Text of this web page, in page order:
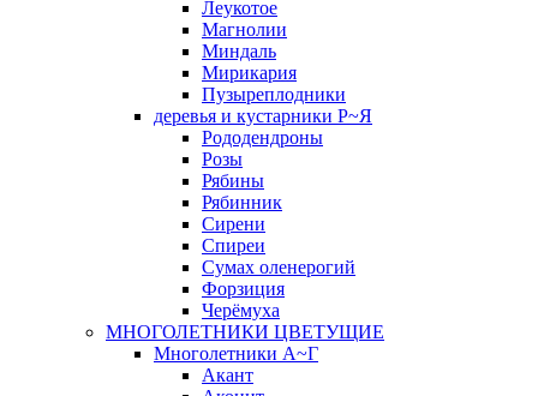
Леукотое
Магнолии
Миндаль
Мирикария
Пузыреплодники
деревья и кустарники Р~Я
Рододендроны
Розы
Рябины
Рябинник
Сирени
Спиреи
Сумах оленерогий
Форзиция
Черёмуха
МНОГОЛЕТНИКИ ЦВЕТУЩИЕ
Многолетники А~Г
Акант